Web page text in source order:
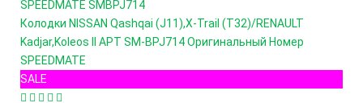
SPEEDMATE SMBPJ714
Колодки NISSAN Qashqai (J11),X-Trail (T32)/RENAULT
Kadjar,Koleos II АРТ SM-BPJ714 Оригинальный Номер
SPEEDMATE
SALE